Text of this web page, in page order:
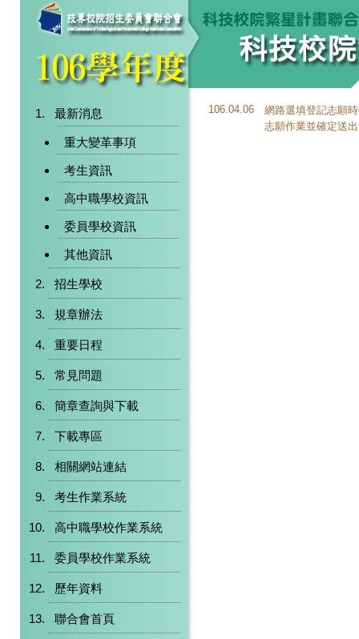
最新消息
重大變革事項
考生資訊
高中職學校資訊
委員學校資訊
其他資訊
招生學校
規章辦法
重要日程
常見問題
簡章查詢與下載
下載專區
相關網站連結
考生作業系統
高中職學校作業系統
委員學校作業系統
歷年資料
聯合會首頁
106.04.06
網路選填登記志願
志願作業並確定送